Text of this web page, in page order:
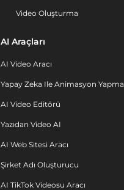
Video Oluşturma
AI Araçları
AI Video Aracı
Yapay Zeka Ile Animasyon Yapma
AI Video Editörü
Yazıdan Video AI
AI Web Sitesi Aracı
Şirket Adı Oluşturucu
AI TikTok Videosu Aracı